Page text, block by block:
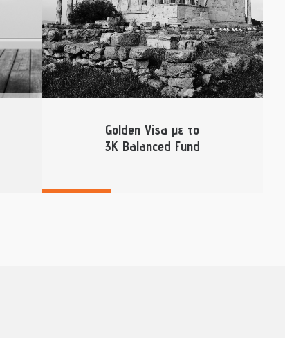
Golden Visa με το
3K Balanced Fund
Περισσότερα